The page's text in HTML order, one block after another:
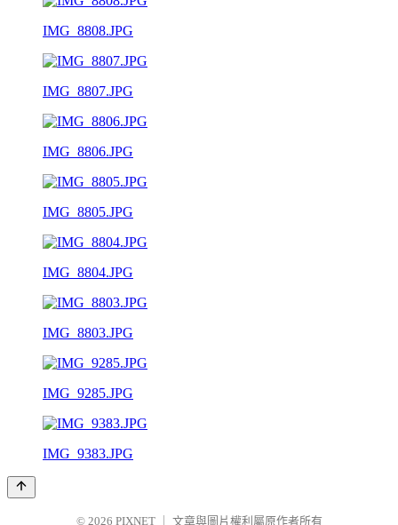
IMG_8808.JPG
IMG_8807.JPG
IMG_8806.JPG
IMG_8805.JPG
IMG_8804.JPG
IMG_8803.JPG
IMG_9285.JPG
IMG_9383.JPG
© 2026 PIXNET 文章與圖片權利屬原作者所有